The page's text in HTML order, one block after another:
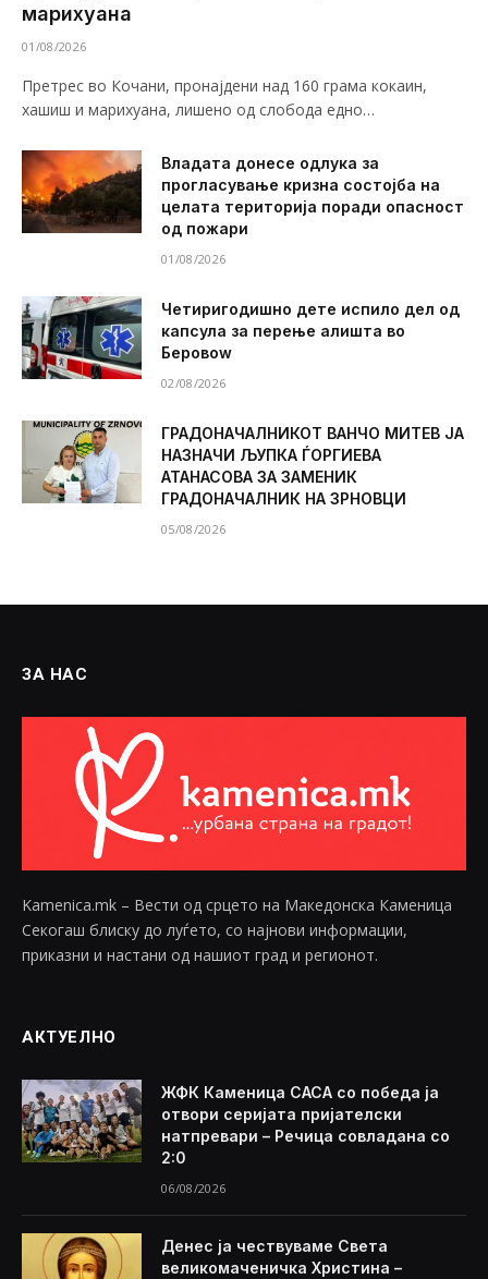
марихуана
01/08/2026
Претрес во Кочани, пронајдени над 160 грама кокаин,
хашиш и марихуана, лишено од слобода едно…
Владата донесе одлука за
прогласување кризна состојба на
целата територија поради опасност
од пожари
01/08/2026
Четиригодишно дете испило дел од
капсула за перење алишта во
Беровоw
02/08/2026
ГРАДОНАЧАЛНИКОТ ВАНЧО МИТЕВ ЈА
НАЗНАЧИ ЉУПКА ЃОРГИЕВА
АТАНАСОВА ЗА ЗАМЕНИК
ГРАДОНАЧАЛНИК НА ЗРНОВЦИ
05/08/2026
ЗА НАС
Kamenica.mk – Вести од срцето на Македонска Каменица
Секогаш блиску до луѓето, со најнови информации,
приказни и настани од нашиот град и регионот.
АКТУЕЛНО
ЖФК Каменица САСА со победа ја
отвори серијата пријателски
натпревари – Речица совладана со
2:0
06/08/2026
Денес ја чествуваме Света
великомаченичка Христина –